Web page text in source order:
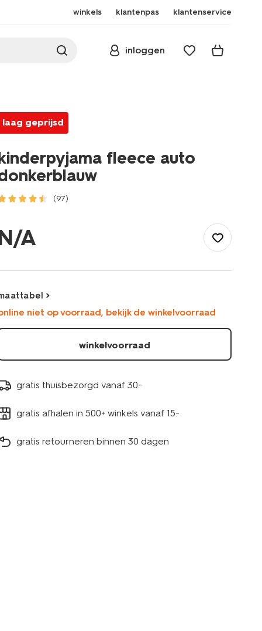
winkels klantenpas klantenservice
inloggen
laag geprijsd
fleece auto
(97)
pyjamas/kinderpyjama-
fleece-
auto-
A
niet op voorraad, bekijk de winkelvoorraad
winkelvoorraad
gratis thuisbezorgd vanaf 30.-
gratis afhalen in 500+ winkels vanaf 15.-
gratis retourneren binnen 30 dagen